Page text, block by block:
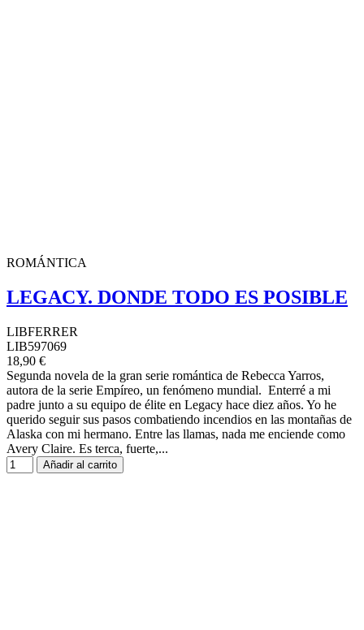
ROMÁNTICA
LEGACY. DONDE TODO ES POSIBLE
LIBFERRER
LIB597069
18,90 €
Segunda novela de la gran serie romántica de Rebecca Yarros,
autora de la serie Empíreo, un fenómeno mundial. Enterré a mi
padre junto a su equipo de élite en Legacy hace diez años. Yo he
querido seguir sus pasos combatiendo incendios en las montañas de
Alaska con mi hermano. Entre las llamas, nada me enciende como
Avery Claire. Es terca, fuerte,...
Añadir al carrito